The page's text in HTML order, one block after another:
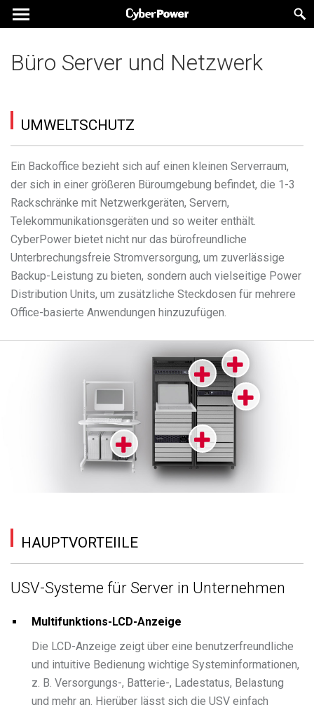
Büro Server und Netzwerk
UMWELTSCHUTZ
Ein Backoffice bezieht sich auf einen kleinen Serverraum,
der sich in einer größeren Büroumgebung befindet, die 1-3
Rackschränke mit Netzwerkgeräten, Servern,
Telekommunikationsgeräten und so weiter enthält.
CyberPower bietet nicht nur das bürofreundliche
Unterbrechungsfreie Stromversorgung, um zuverlässige
Backup-Leistung zu bieten, sondern auch vielseitige Power
Distribution Units, um zusätzliche Steckdosen für mehrere
Office-basierte Anwendungen hinzuzufügen.
HAUPTVORTEIILE
USV-Systeme für Server in Unternehmen
Multifunktions-LCD-Anzeige
Die LCD-Anzeige zeigt über eine benutzerfreundliche
und intuitive Bedienung wichtige Systeminformationen,
z. B. Versorgungs-, Batterie-, Ladestatus, Belastung
und mehr an. Hierüber lässt sich die USV einfach